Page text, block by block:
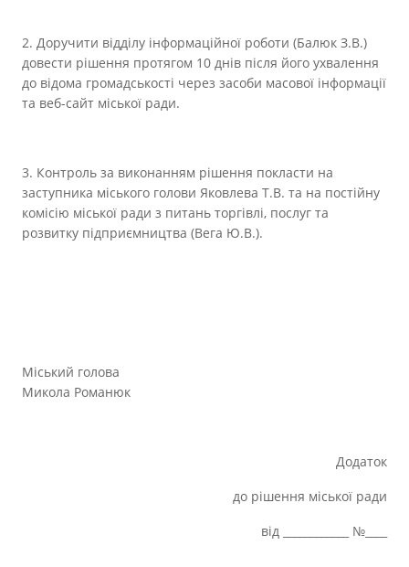
2. Доручити відділу інформаційної роботи (Балюк З.В.)
довести рішення протягом 10 днів після його ухвалення
до відома громадськості через засоби масової інформації
та веб-сайт міської ради.
3. Контроль за виконанням рішення покласти на
заступника міського голови Яковлева Т.В. та на постійну
комісію міської ради з питань торгівлі, послуг та
розвитку підприємництва (Вега Ю.В.).
Міський голова
Микола Романюк
Додаток
до рішення міської ради
від ____________ №____